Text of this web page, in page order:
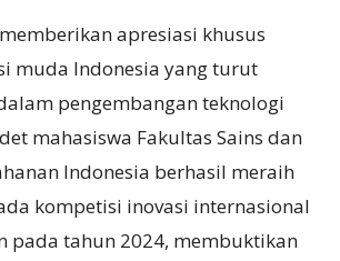
apresiasi khusus
muda Indonesia yang turut
pengembangan teknologi
mahasiswa Fakultas Sains dan
Indonesia berhasil meraih
kompetisi inovasi internasional
pada tahun 2024, membuktikan